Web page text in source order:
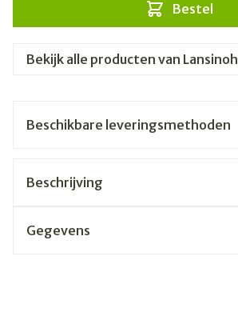
Bestel
Bekijk alle producten van Lansinoh
Beschikbare leveringsmethoden
Beschrijving
Gegevens